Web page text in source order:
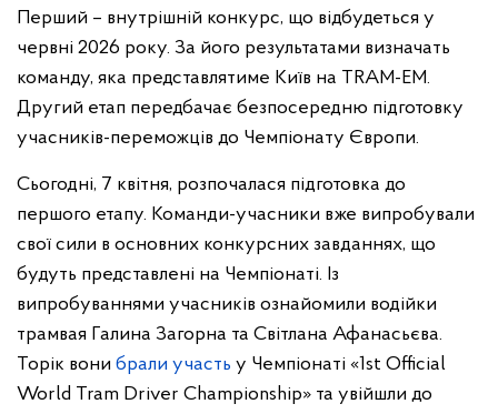
Перший – внутрішній конкурс, що відбудеться у
червні 2026 року. За його результатами визначать
команду, яка представлятиме Київ на TRAM-EM.
Другий етап передбачає безпосередню підготовку
учасників-переможців до Чемпіонату Європи.
Сьогодні, 7 квітня, розпочалася підготовка до
першого етапу. Команди-учасники вже випробували
свої сили в основних конкурсних завданнях, що
будуть представлені на Чемпіонаті. Із
випробуваннями учасників ознайомили водійки
трамвая Галина Загорна та Світлана Афанасьєва.
Торік вони брали участь у Чемпіонаті «1st Official
World Tram Driver Championship» та увійшли до